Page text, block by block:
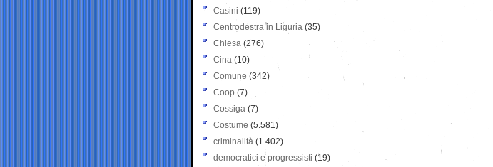
Casini (119)
Centrodestra in Liguria (35)
Chiesa (276)
Cina (10)
Comune (342)
Coop (7)
Cossiga (7)
Costume (5.581)
criminalità (1.402)
democratici e progressisti (19)